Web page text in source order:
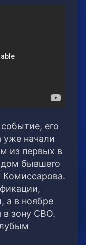
его
уже начали
из первых в
бывшего
Комиссарова.
а в ноябре
в зону СВО.